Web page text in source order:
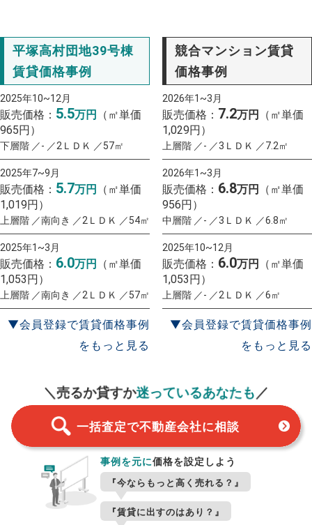
平塚高村団地39号棟
賃貸価格事例
2025年10~12月
販売価格： 5.5万円
（㎡単価
965円）
下層階 ／- ／2ＬＤＫ ／57㎡
2025年7~9月
販売価格： 5.7万円
（㎡単価
1,019円）
上層階 ／南向き ／2ＬＤＫ ／54㎡
2025年1~3月
販売価格： 6.0万円
（㎡単価
1,053円）
上層階 ／南向き ／2ＬＤＫ ／57㎡
▼会員登録で賃貸価格事例
をもっと見る
競合マンション賃貸
価格事例
2026年1~3月
販売価格： 7.2万円
（㎡単価
1,029円）
上層階 ／- ／3ＬＤＫ ／7.2㎡
2026年1~3月
販売価格： 6.8万円
（㎡単価
956円）
中層階 ／- ／3ＬＤＫ ／6.8㎡
2025年10~12月
販売価格： 6.0万円
（㎡単価
1,053円）
上層階 ／- ／2ＬＤＫ ／6㎡
▼会員登録で賃貸価格事例
をもっと見る
＼売るか貸すか迷っているあなたも／
一括査定で不動産会社に相談
事例を元に価格を設定しよう
『今ならもっと高く売れる？』
『賃貸に出すのはあり？』